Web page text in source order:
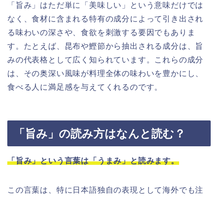
「旨み」はただ単に「美味しい」という意味だけでは
なく、食材に含まれる特有の成分によって引き出され
る味わいの深さや、食欲を刺激する要因でもありま
す。たとえば、昆布や鰹節から抽出される成分は、旨
みの代表格として広く知られています。これらの成分
は、その奥深い風味が料理全体の味わいを豊かにし、
食べる人に満足感を与えてくれるのです。
「旨み」の読み方はなんと読む？
「旨み」という言葉は「うまみ」と読みます。
この言葉は、特に日本語独自の表現として海外でも注